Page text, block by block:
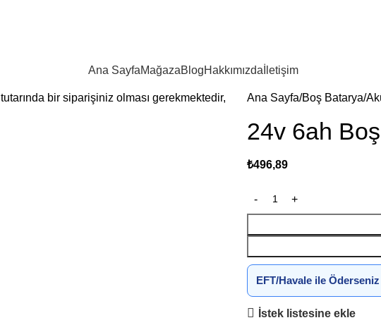
Ana SayfaMağazaBlogHakkımızda İletişim
tutarında bir siparişiniz olması gerekmektedir,
Ana Sayfa Boş Batarya/
24v 6ah
₺496,89
EFT/Havale ile
İstek listesine ekle